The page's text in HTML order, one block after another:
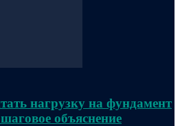
нагрузку на фундамент
объяснение